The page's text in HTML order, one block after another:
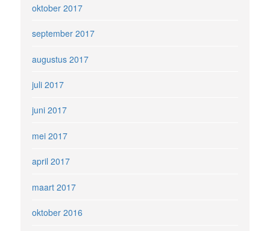
oktober 2017
september 2017
augustus 2017
juli 2017
juni 2017
mei 2017
april 2017
maart 2017
oktober 2016